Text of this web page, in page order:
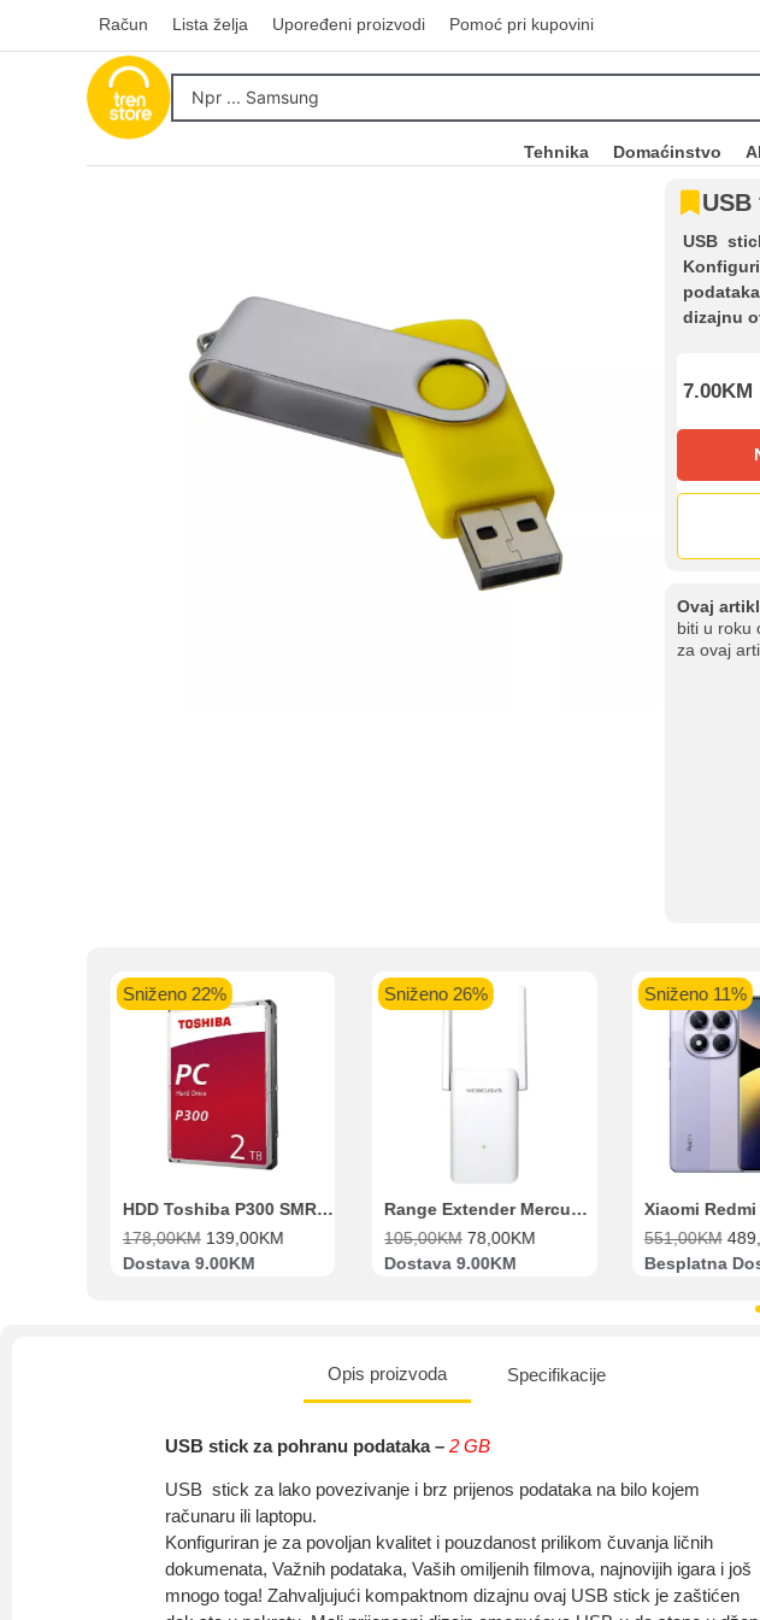
Račun Lista želja Upoređeni proizvodi Pomoć pri kupovini
Tehnika Domaćinstvo
USB
dizajnu
7.00KM
Ovaj artikl
biti u roku
za ovaj
Sniženo 22%
HDD Toshiba P300 SMR 3.5″ 2TB SATA III
178,00KM 139,00KM
Dostava 9.00KM
Sniženo 26%
Range Extender Mercusys AX3000 ME80X Wi-Fi 6
105,00KM 78,00KM
Dostava 9.00KM
Sniženo 11%
551,00KM
Besplatna
Opis proizvoda Specifikacije
USB stick za pohranu podataka – 2 GB
USB stick za lako povezivanje i brz prijenos podataka na bilo kojem
računaru ili laptopu.
Konfiguriran je za povoljan kvalitet i pouzdanost prilikom čuvanja ličnih
dokumenata, Važnih podataka, Vaših omiljenih filmova, najnovijih igara i još
mnogo toga! Zahvaljujući kompaktnom dizajnu ovaj USB stick je zaštićen
Sve je
Kupovinu na rate možete obaviti ukoliko